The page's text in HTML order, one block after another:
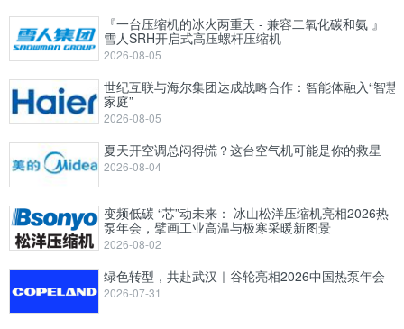
『一台压缩机的冰火两重天 - 兼容二氧化碳和氨 』
雪人SRH开启式高压螺杆压缩机
2026-08-05
世纪互联与海尔集团达成战略合作：智能体融入“智慧
家庭”
2026-08-05
夏天开空调总闷得慌？这台空气机可能是你的救星
2026-08-04
变频低碳 “芯”动未来： 冰山松洋压缩机亮相2026热
泵年会，擘画工业高温与极寒采暖新图景
2026-08-02
绿色转型，共赴武汉｜谷轮亮相2026中国热泵年会
2026-07-31